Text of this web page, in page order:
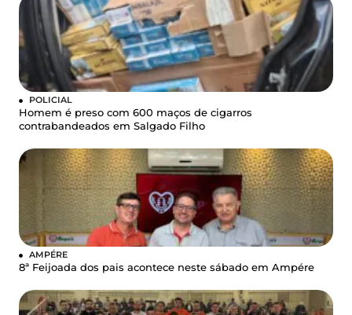
POLICIAL
Homem é preso com 600 maços de cigarros
contrabandeados em Salgado Filho
AMPÉRE
8ª Feijoada dos pais acontece neste sábado em Ampére